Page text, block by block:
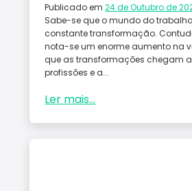
Publicado em24 de Outubro de
Sabe-se que o mundo do
constante transformação.
nota-se um enorme aumento na
que as transformações chegam
profissões e a...
Ler mais...